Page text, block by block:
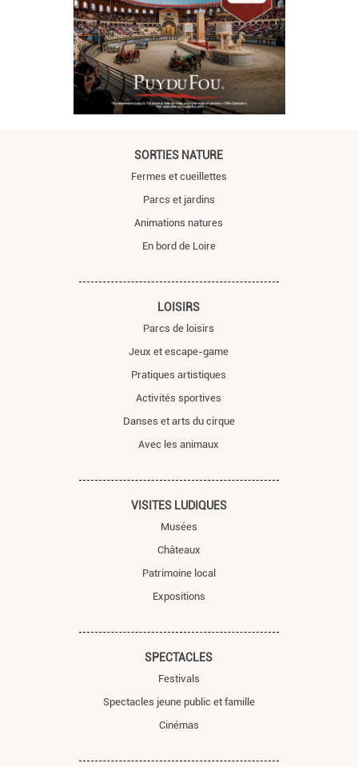
SORTIES NATURE
Fermes et cueillettes
Parcs et jardins
Animations natures
En bord de Loire
LOISIRS
Parcs de loisirs
Jeux et escape-game
Pratiques artistiques
Activités sportives
Danses et arts du cirque
Avec les animaux
VISITES LUDIQUES
Musées
Châteaux
Patrimoine local
Expositions
SPECTACLES
Festivals
Spectacles jeune public et famille
Cinémas